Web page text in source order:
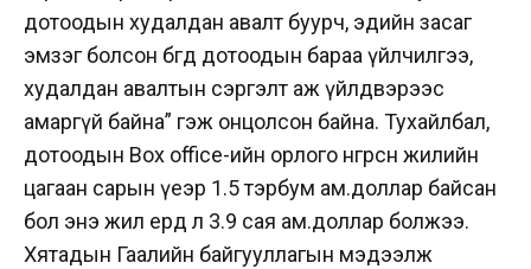
дотоодын худалдан авалт буурч, эдийн засаг
эмзэг болсон бөгөөд дотоодын бараа үйлчилгээ,
худалдан авалтын сэргэлт аж үйлдвэрээс
амаргүй байна” гэж онцолсон байна. Тухайлбал,
дотоодын Box office-ийн орлого өнгөрсөн жилийн
цагаан сарын үеэр 1.5 тэрбум ам.доллар байсан
бол энэ жил ердөө л 3.9 сая ам.доллар болжээ.
Хятадын Гаалийн байгууллагын мэдээлж